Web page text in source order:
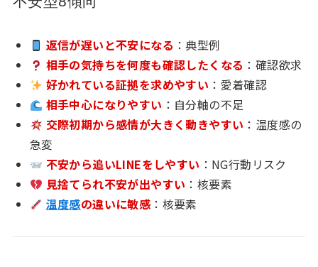
返信が遅いと不安になる ：典型例
相手の気持ちを何度も確認したくなる ：確認欲求
好かれている証拠を求めやすい ：愛着確認
相手中心になりやすい ：自分軸の不足
交際初期から感情が大きく動きやすい ：温度感の
急変
不安から追いLINEをしやすい ：NG行動リスク
見捨てられ不安が出やすい ：核要素
温度感の違いに敏感 ：核要素